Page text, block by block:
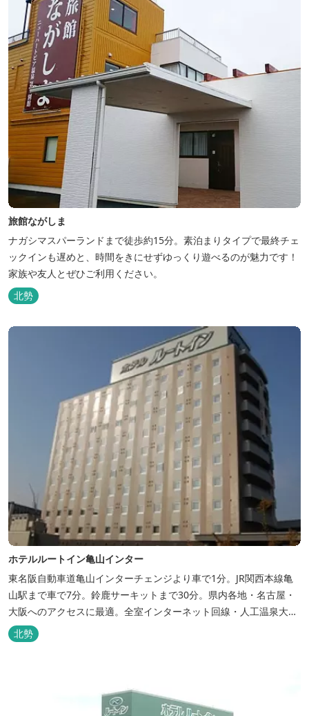
旅館ながしま
ナガシマスパーランドまで徒歩約15分。素泊まりタイプで最終チェ
ックインも遅めと、時間をきにせずゆっくり遊べるのが魅力です！
家族や友人とぜひご利用ください。
北勢
ホテルルートイン亀山インター
東名阪自動車道亀山インターチェンジより車で1分。JR関西本線亀
山駅まで車で7分。鈴鹿サーキットまで30分。県内各地・名古屋・
大阪へのアクセスに最適。全室インターネット回線・人工温泉大浴
場・無料平面駐車場89台完備。
北勢